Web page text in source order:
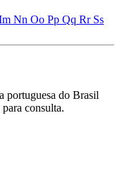
Nn Oo Pp Qq Rr Ss
portuguesa do Brasil
consulta.